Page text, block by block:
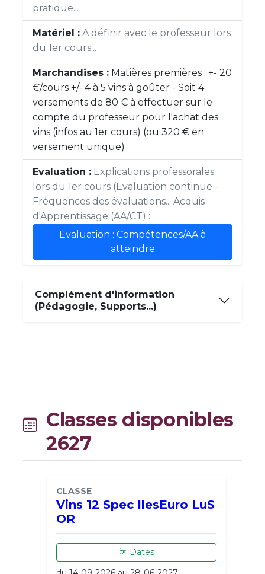
pratique...
Matériel : A définir avec le professeur lors
du 1er cours...
Marchandises : Matières premières : +- 20
€/cours +/- 4 à 5 vins à goûter - Soit 4
versements de 80 € à effectuer sur le
compte du professeur pour l'achat des
vins (infos au 1er cours) (ou 320 € en
versement unique)
Evaluation : Explications professorales
lors du 1er cours (Evaluation continue -
Fréquences des évaluations... Acquis
d'Apprentissage (AA/CT) :
Evaluation : Compétences/AA à
atteindre
Complément d'information
(Pédagogie, Supports...)
Classes disponibles
2627
CLASSE
Vins 12 Spec IlesEuro LuS
OR
Dates